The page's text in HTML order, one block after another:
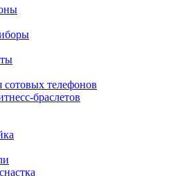
сотовых телефонов
браслетов